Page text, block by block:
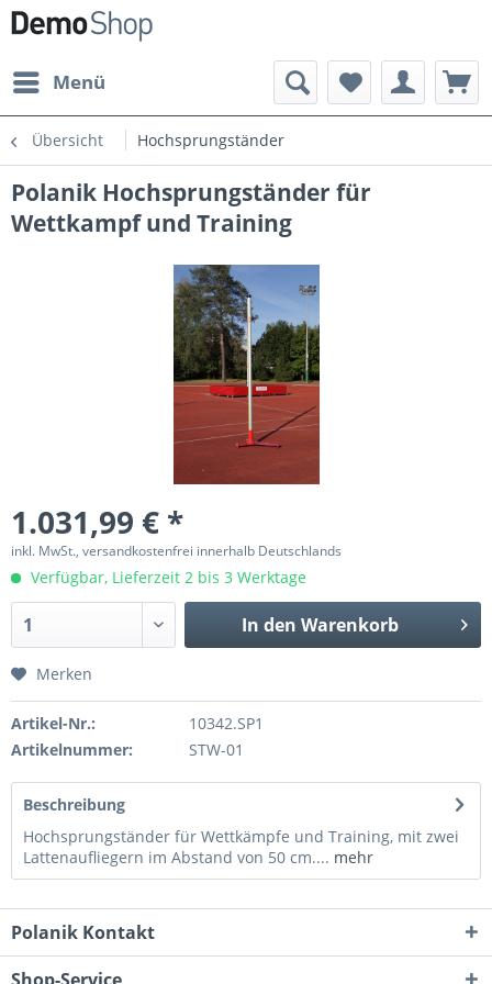
Menü
Übersicht Hochsprungständer
Polanik Hochsprungständer für
Wettkampf und Training
1.031,99 € *
inkl. MwSt., versandkostenfrei innerhalb Deutschlands
Verfügbar, Lieferzeit 2 bis 3 Werktage
In den Warenkorb
Merken
Artikel-Nr.:
10342.SP1
Artikelnummer:
STW-01
Beschreibung
Hochsprungständer für Wettkämpfe und Training, mit zwei
Lattenaufliegern im Abstand von 50 cm.... mehr
Polanik Kontakt